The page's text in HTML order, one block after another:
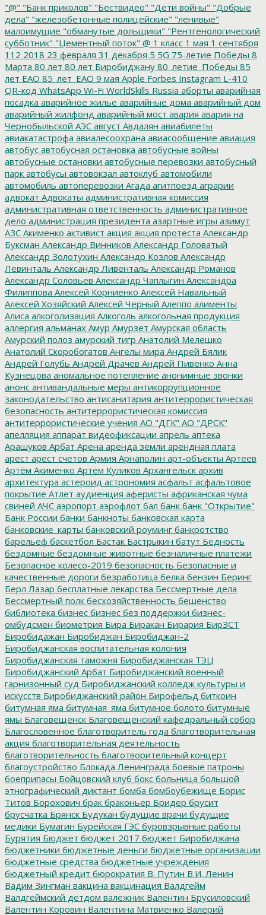
"@" "Банк приколов" "Бествидео" "Дети войны" "Добрые
дела" "железобетонные полицейские" "ленивые"
малоимущие "обманутые дольщики" "Рентгенологический
субботник" "Цементный поток" @ 1 класс 1 мая 1 сентября
112 2018 23 февраля 31 декабря 5 5G 75-летие Победы 8
Марта 80 лет 80 лет Биробиджану 80_летие_Победы 85
лет ЕАО 85_лет_ЕАО 9 мая Apple Forbes Instagram L-410
QR-код WhatsApp Wi-Fi WorldSkills Russia аборты аварийная
посадка аварийное жилье аварийные дома аварийный дом
аварийный жилфонд аварийный мост авария авария на
Чернобыльской АЭС август Авдалян авиабилеты
авиакатастрофа авиалесоохрана авиасообщение авиация
автобус автобусная остановка автобусные войны
автобусные остановки автобусные перевозки автобусный
парк автобусы автовокзал автоклуб автомобили
автомобиль автоперевозки Агада агитпоезд аграрии
адвокат Адвокаты административная комиссия
административная ответственность административное
дело администрация президента азартные игры азимут
АЗС Акименко активист акция акция протеста Александр
Буксман Александр Винников Александр Головатый
Александр Золотухин Александр Козлов Александр
Левинталь Александр Ливенталь Александр Романов
Александр Соловьев Александр Чаплыгин Александра
Филиппова Алексей Корниенко Алексей Навальный
Алексей Хозяйский Алексей Черный Алеппо алименты
Алиса алкоголизация Алкоголь алкогольная продукция
аллергия альманах Амур Амурзет Амурская область
Амурский полоз амурский тигр Анатолий Мелешко
Анатолий Скоробогатов Ангелы мира Андрей Бялик
Андрей Голубь Андрей Драчев Андрей Пивенко Анна
Кузнецова аномальное потепление анонимные звонки
анонс антивандальные меры антикоррупционное
законодательство антисанитария антитеррористическая
безопасность антитеррористическая комиссия
антитеррористические учения АО "ДГК" АО "ДРСК"
апелляция аппарат видеофиксации апрель аптека
Арашуков Арбат Арена аренда земли арендная плата
арест арест счетов Армия Арнаполин арт-объекты Артеев
Артём Акименко Артём Куликов Архангельск архив
архитектура астероид астрономия асфальт асфальтовое
покрытие Атлет аудиенция аферисты африканская чума
свиней АЧС аэропорт аэрофлот бал банк банк "Открытие"
Банк России банки банкноты банковская карта
банковские_карты банковский роуминг банкротство
барельеф баскетбол Бастак Бастрыкин батут Бедность
бездомные бездомные животные безналичные платежи
Безопасное колесо-2019 безопасность Безопасные и
качественные дороги безработица белка бензин Беринг
Берл Лазар бесплатные лекарства Бессмертные дела
Бессмертный полк бесхозяйственность бешенство
библиотека бизнес бизнес без поддержки бизнес-
омбудсмен биометрия Бира Биракан Бирария БирЗСТ
Биробидажан Биробиджан Биробиджан-2
Биробиджанская воспитательная колония
Биробиджанская таможня Биробиджанская ТЭЦ
Биробиджанский Арбат Биробиджанский военный
гарнизонный суд Биробиджанский колледж культуры и
искусств Биробиджанский район Бирофельд биткоин
битумная яма битумная_яма битумное болото битумные
ямы Благовещенск Благовещенский кафедральный собор
Благословенное благотворитель года благотворительная
акция благотворительная деятельность
благотворительность благотворительный концерт
благоустройство Блокада Ленинграда боевые патроны
боеприпасы Бойцовский клуб бокс больница большой
этнографический диктант бомба бомбоубежище Борис
Титов Борохович брак браконьер Бридер брусит
брусчатка Брянск Будукан будущие врачи будущие
медики Бумагин Бурейская ГЭС буровзрывные работы
Бурятия Бюджет бюджет 2017 бюджет Биробиджана
бюджетники бюджетные деньги бюджетные организации
бюджетные средства бюджетные учреждения
бюджетный кредит бюрократия В. Путин В.И. Ленин
Вадим Зингман вакцина вакцинация Валдгейм
Валдгеймский детдом валежник Валентин Брусиловский
Валентин Коровин Валентина Матвиенко Валерий